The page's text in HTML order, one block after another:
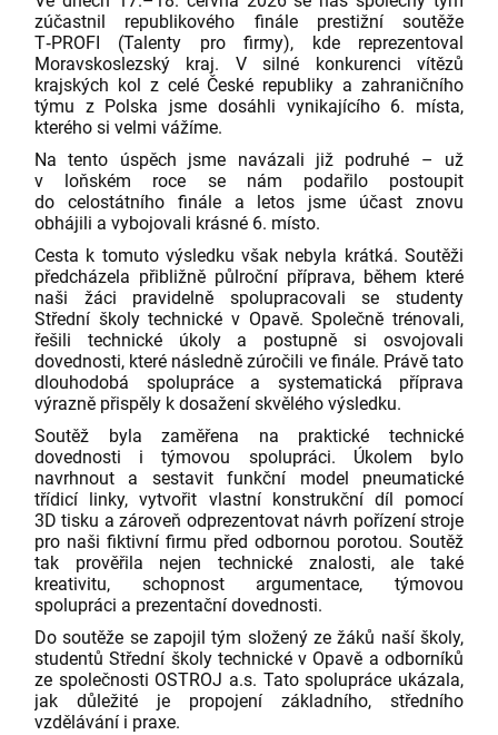
zúčastnil republikového finále prestižní soutěže
T‑PROFI (Talenty pro firmy), kde reprezentoval
Moravskoslezský kraj. V silné konkurenci vítězů
krajských kol z celé České republiky a zahraničního
týmu z Polska jsme dosáhli vynikajícího 6. místa,
kterého si velmi vážíme.
Na tento úspěch jsme navázali již podruhé – už
v loňském roce se nám podařilo postoupit
do celostátního finále a letos jsme účast znovu
obhájili a vybojovali krásné 6. místo.
Cesta k tomuto výsledku však nebyla krátká. Soutěži
předcházela přibližně půlroční příprava, během které
naši žáci pravidelně spolupracovali se studenty
Střední školy technické v Opavě. Společně trénovali,
řešili technické úkoly a postupně si osvojovali
dovednosti, které následně zúročili ve finále. Právě tato
dlouhodobá spolupráce a systematická příprava
výrazně přispěly k dosažení skvělého výsledku.
Soutěž byla zaměřena na praktické technické
dovednosti i týmovou spolupráci. Úkolem bylo
navrhnout a sestavit funkční model pneumatické
třídicí linky, vytvořit vlastní konstrukční díl pomocí
3D tisku a zároveň odprezentovat návrh pořízení stroje
pro naši fiktivní firmu před odbornou porotou. Soutěž
tak prověřila nejen technické znalosti, ale také
kreativitu, schopnost argumentace, týmovou
spolupráci a prezentační dovednosti.
Do soutěže se zapojil tým složený ze žáků naší školy,
studentů Střední školy technické v Opavě a odborníků
ze společnosti OSTROJ a.s. Tato spolupráce ukázala,
jak důležité je propojení základního, středního
vzdělávání i praxe.